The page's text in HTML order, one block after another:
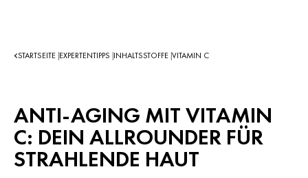
STARTSEITE EXPERTENTIPPS INHALTSSTOFFE VITAMIN C
ANTI-AGING MIT VITAMIN
C: DEIN ALLROUNDER FÜR
STRAHLENDE HAUT